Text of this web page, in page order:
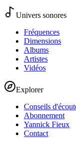
Univers sonores
Fréquences
Dimensions
Albums
Artistes
Vidéos
Explorer
Conseils
Abonnement
Yannick Fieux
Contact